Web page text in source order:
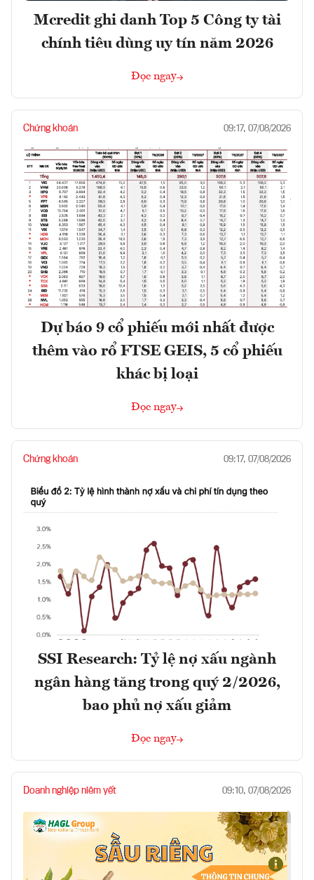
Mcredit ghi danh Top 5 Công ty tài
chính tiêu dùng uy tín năm 2026
Đọc ngay
Chứng khoán 09:17, 07/08/2026
Dự báo 9 cổ phiếu mới nhất được
thêm vào rổ FTSE GEIS, 5 cổ phiếu
khác bị loại
Đọc ngay
Chứng khoán 09:17, 07/08/2026
SSI Research: Tỷ lệ nợ xấu ngành
ngân hàng tăng trong quý 2/2026,
bao phủ nợ xấu giảm
Đọc ngay
Doanh nghiệp niêm yết 09:10, 07/08/2026